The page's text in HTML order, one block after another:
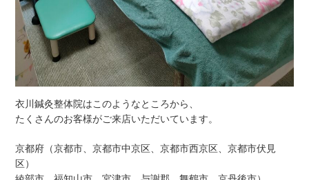
衣川鍼灸整体院はこのようなところから、
たくさんのお客様がご来店いただいています。
京都府（京都市、京都市中京区、京都市西京区、京都市伏見
区）